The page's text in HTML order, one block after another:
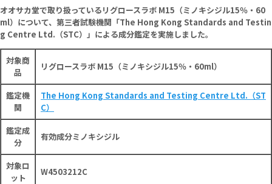
オオサカ堂で取り扱っているリグロースラボ M15（ミノキシジル15％・60
ml）について、第三者試験機関「The Hong Kong Standards and Testin
g Centre Ltd.（STC）」による成分鑑定を実施しました。
対象商
品
リグロースラボ M15（ミノキシジル15％・60ml）
鑑定機
関
The Hong Kong Standards and Testing Centre Ltd.（ST
C）
鑑定成
分
有効成分ミノキシジル
対象ロ
ット
W4503212C